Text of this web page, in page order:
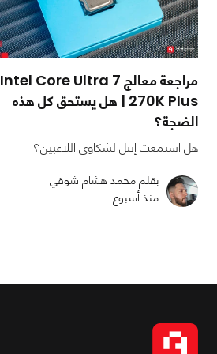
مراجعة معالج Intel Core Ultra 7
270K Plus | هل يستحق كل هذه
الضجة؟
هل استمعت إنتل لشكاوى اللاعبين؟
بقلم محمد هشام شوقي
منذ أسبوع